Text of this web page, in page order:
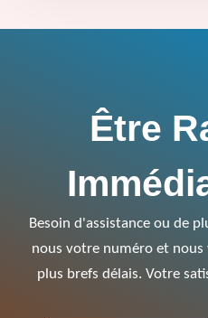
Être
Besoin d'assistance ou de
nous votre numéro et nous
plus brefs délais. Votre